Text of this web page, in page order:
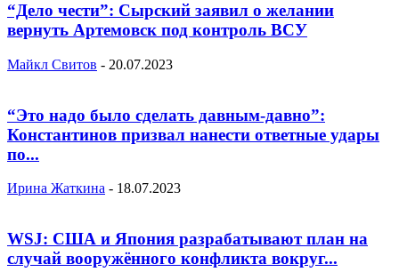
“Дело чести”: Сырский заявил о желании
вернуть Артемовск под контроль ВСУ
Майкл Свитов - 20.07.2023
“Это надо было сделать давным-давно”:
Константинов призвал нанести ответные удары
по...
Ирина Жаткина - 18.07.2023
WSJ: США и Япония разрабатывают план на
случай вооружённого конфликта вокруг...